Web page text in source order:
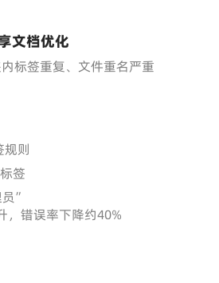
文档优化
标签重复、文件重名严重
规则
签
”
错误率下降约40%